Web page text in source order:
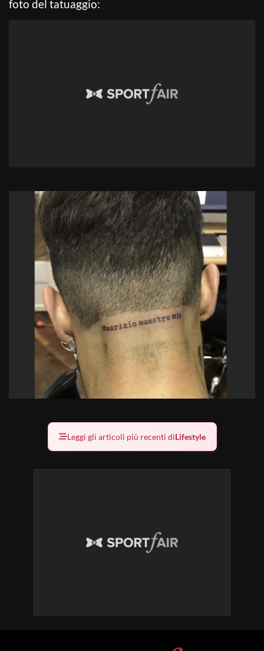
foto del tatuaggio:
Leggi gli articoli più recenti diLifestyle